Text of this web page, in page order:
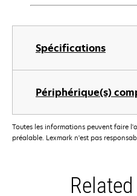
Spécifications
Périphérique(s)
Toutes les informations peuvent faire
préalable. Lexmark n'est pas